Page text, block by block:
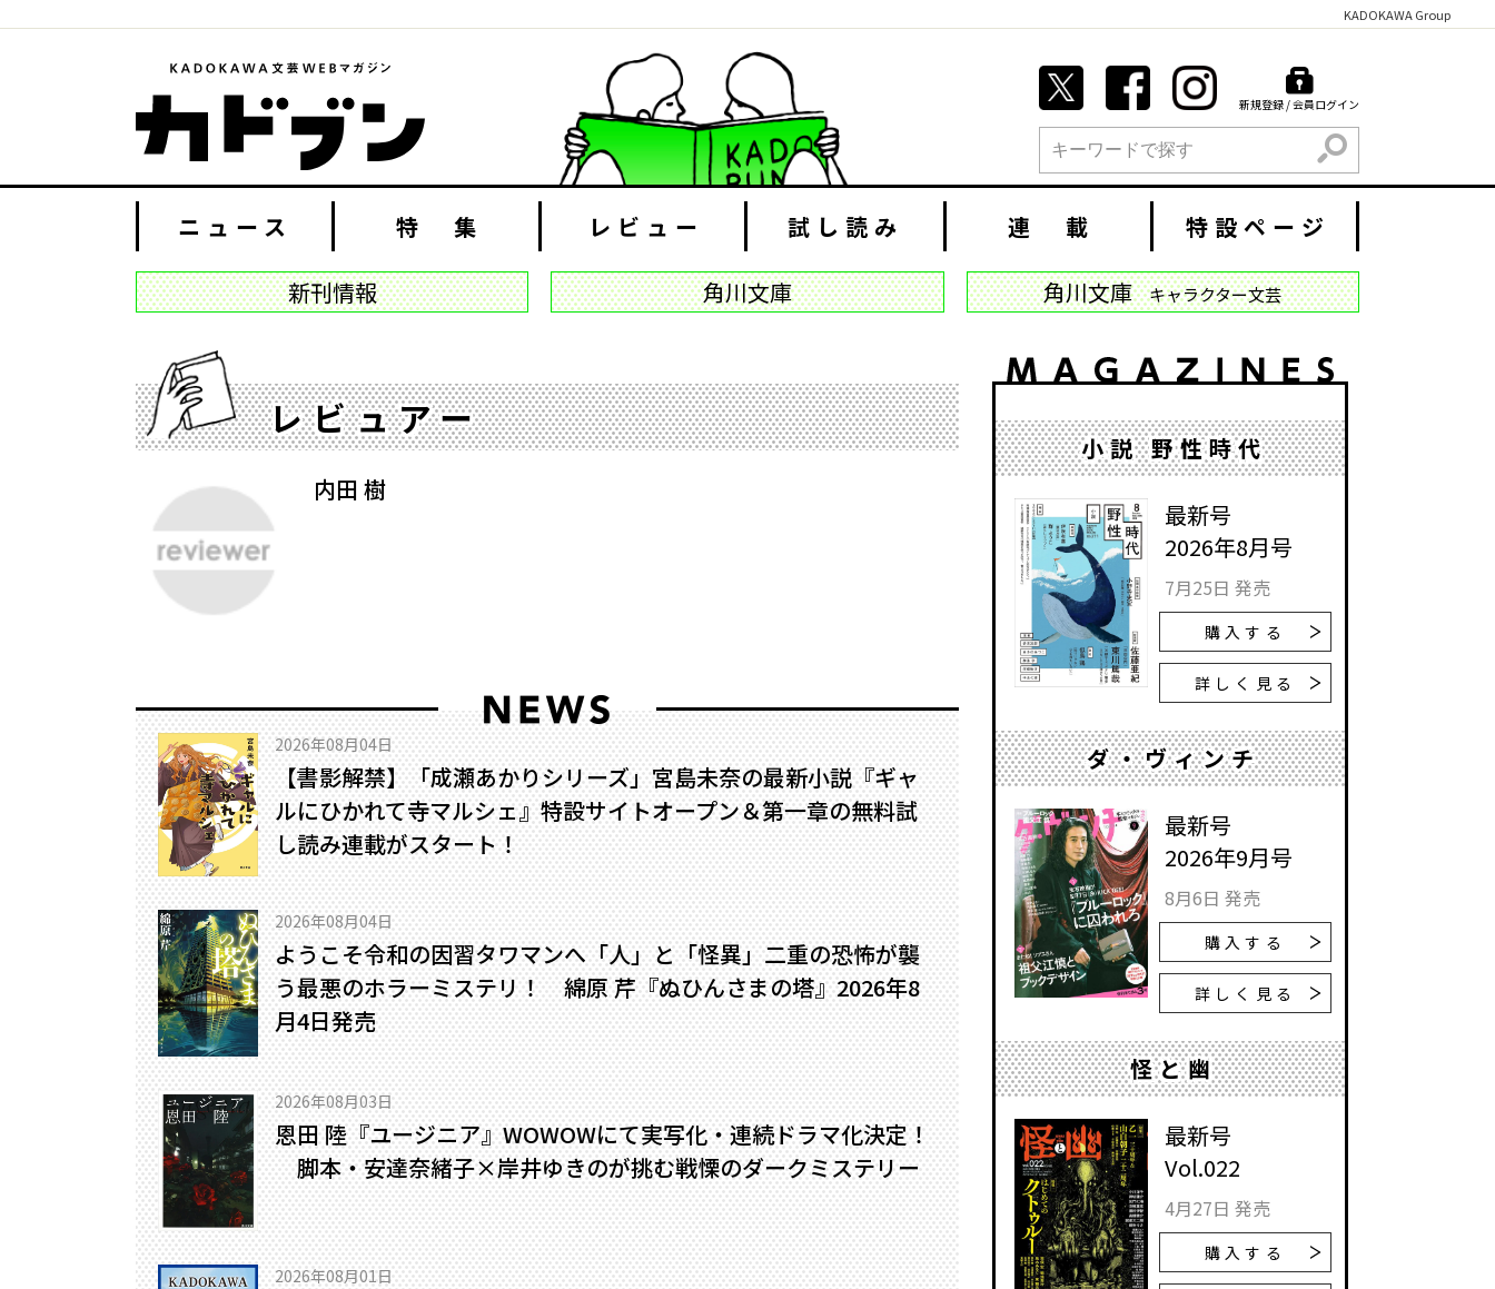
KADOKAWA Group
新規登録 / 会員ログイン
検索
ニュース 特 集 レビュー 試し読み 連 載 特設ページ
新刊情報 角川文庫 角川文庫 キャラクター文芸
レビュアー
内田 樹
2026年08月04日
【書影解禁】「成瀬あかりシリーズ」宮島未奈の最新小説『ギャ
ルにひかれて寺マルシェ』特設サイトオープン＆第一章の無料試
し読み連載がスタート！
2026年08月04日
ようこそ令和の因習タワマンへ――「人」と「怪異」二重の恐怖が襲
う最悪のホラーミステリ！ 綿原 芹『ぬひんさまの塔』2026年8
月4日発売
2026年08月03日
恩田 陸『ユージニア』WOWOWにて実写化・連続ドラマ化決定！
脚本・安達奈緒子×岸井ゆきのが挑む戦慄のダークミステリー
2026年08月01日
小説 野性時代
最新号
2026年8月号
7月25日 発売
購入する
詳しく見る
ダ・ヴィンチ
最新号
2026年9月号
8月6日 発売
購入する
詳しく見る
怪と幽
最新号
Vol.022
4月27日 発売
購入する